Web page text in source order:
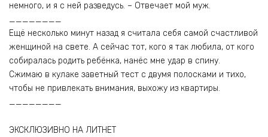
немного, и я с ней разведусь. – Отвечает мой муж.
________
Ещё несколько минут назад я считала себя самой счастливой
женщиной на свете. А сейчас тот, кого я так любила, от кого
собиралась родить ребёнка, нанёс мне удар в спину.
Сжимаю в кулаке заветный тест с двумя полосками и тихо,
чтобы не привлекать внимания, выхожу из квартиры.
________
ЭКСКЛЮЗИВНО НА ЛИТНЕТ